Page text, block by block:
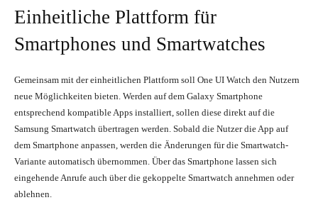
Einheitliche Plattform für
Smartphones und Smartwatches
Gemeinsam mit der einheitlichen Plattform soll One UI Watch den Nutzern
neue Möglichkeiten bieten. Werden auf dem Galaxy Smartphone
entsprechend kompatible Apps installiert, sollen diese direkt auf die
Samsung Smartwatch übertragen werden. Sobald die Nutzer die App auf
dem Smartphone anpassen, werden die Änderungen für die Smartwatch-
Variante automatisch übernommen. Über das Smartphone lassen sich
eingehende Anrufe auch über die gekoppelte Smartwatch annehmen oder
ablehnen.